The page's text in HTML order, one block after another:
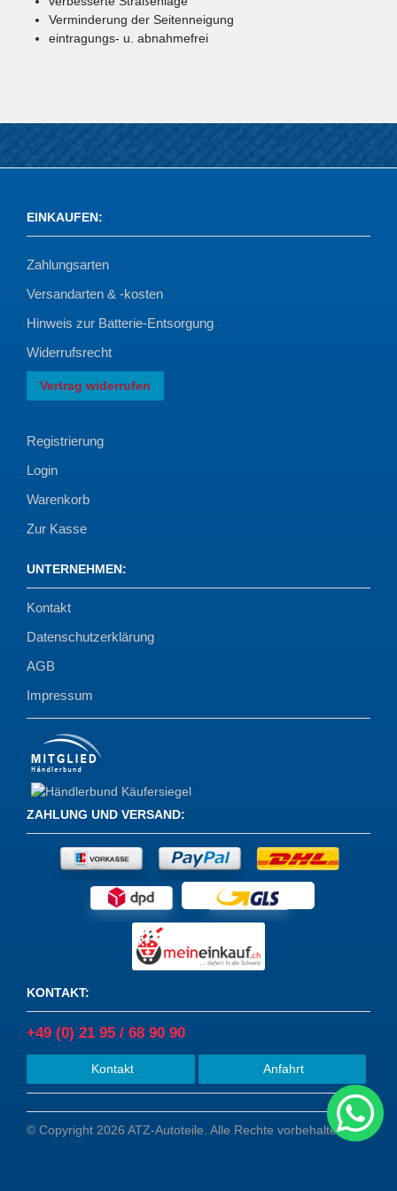
Verminderung der Seitenneigung
eintragungs- u. abnahmefrei
EINKAUFEN:
Zahlungsarten
Versandarten & -kosten
Hinweis zur Batterie-Entsorgung
Widerrufsrecht
Vertrag widerrufen
Registrierung
Login
Warenkorb
Zur Kasse
UNTERNEHMEN:
Kontakt
Datenschutzerklärung
AGB
Impressum
ZAHLUNG UND VERSAND:
KONTAKT:
+49 (0) 21 95 / 68 90 90
Kontakt Anfahrt
© Copyright 2026 ATZ-Autoteile. Alle Rechte vorbehalten.